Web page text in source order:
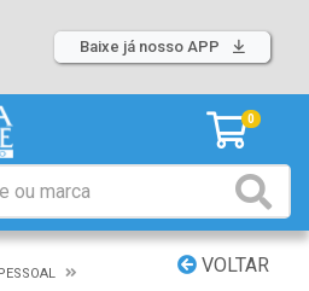
Baixe já nosso APP
0
VOLTAR